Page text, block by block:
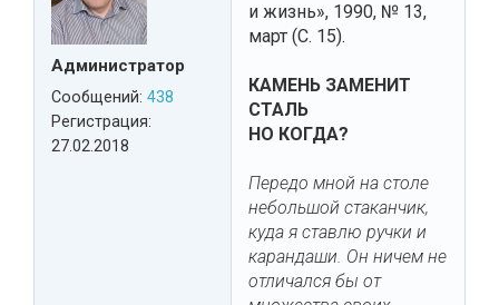
Администратор
Сообщений: 438
Регистрация:
27.02.2018
и жизнь», 1990, № 13,
март (С. 15).
КАМЕНЬ ЗАМЕНИТ
СТАЛЬ
НО КОГДА?
Передо мной на столе
небольшой стаканчик,
куда я ставлю ручки и
карандаши. Он ничем не
отличался бы от